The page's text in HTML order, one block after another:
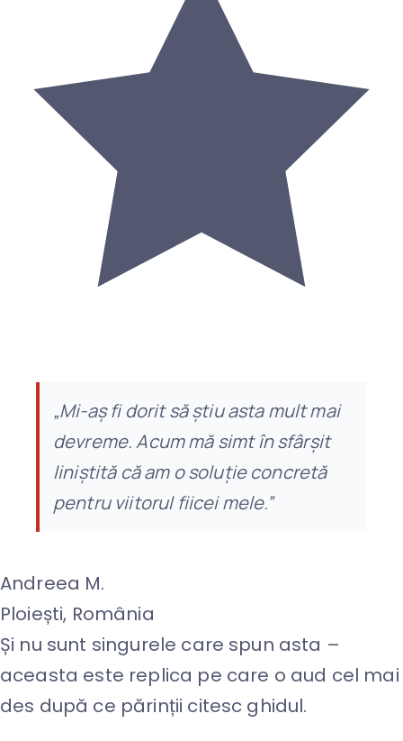
„Mi-aș fi dorit să știu asta mult mai
devreme. Acum mă simt în sfârșit
liniștită că am o soluție concretă
pentru viitorul fiicei mele.”
Andreea M.
Ploiești, România
Și nu sunt singurele care spun asta –
aceasta este replica pe care o aud cel mai
des după ce părinții citesc ghidul.